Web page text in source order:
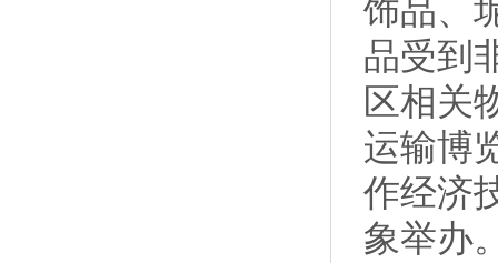
饰品、
品受到
区相关
运输博
作经济
象举办